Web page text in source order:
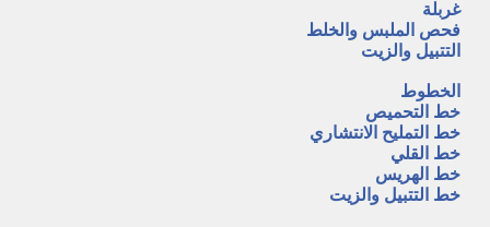
غربلة
فحص الملبس والخلط
التتبيل والزيت
الخطوط
خط التحميص
خط التمليح الانتشاري
خط القلي
خط الهريس
خط التتبيل والزيت